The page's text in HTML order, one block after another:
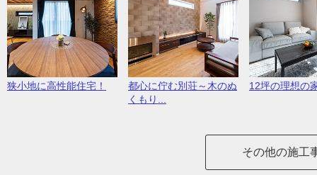
狭小地に高性能住宅！
都心に佇む別荘～木のぬ
くもり...
12坪の理想の
その他の施工